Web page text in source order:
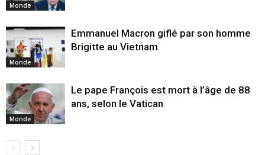
Monde
Monde
Emmanuel Macron giflé par son homme
Brigitte au Vietnam
Monde
Le pape François est mort à l’âge de 88
ans, selon le Vatican